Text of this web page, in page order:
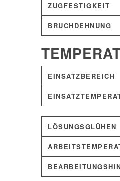
ZUGFESTIGKEIT
BRUCHDEHNUNG
EINSATZBEREICH
LÖSUNGSGLÜHEN